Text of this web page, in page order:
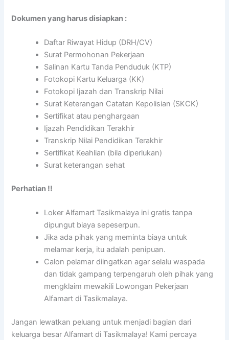
Dokumen yang harus disiapkan :
Daftar Riwayat Hidup (DRH/CV)
Surat Permohonan Pekerjaan
Salinan Kartu Tanda Penduduk (KTP)
Fotokopi Kartu Keluarga (KK)
Fotokopi Ijazah dan Transkrip Nilai
Surat Keterangan Catatan Kepolisian (SKCK)
Sertifikat atau penghargaan
Ijazah Pendidikan Terakhir
Transkrip Nilai Pendidikan Terakhir
Sertifikat Keahlian (bila diperlukan)
Surat keterangan sehat
Perhatian !!
Loker Alfamart Tasikmalaya ini gratis tanpa
dipungut biaya sepeserpun.
Jika ada pihak yang meminta biaya untuk
melamar kerja, itu adalah penipuan.
Calon pelamar diingatkan agar selalu waspada
dan tidak gampang terpengaruh oleh pihak yang
mengklaim mewakili Lowongan Pekerjaan
Alfamart di Tasikmalaya.
Jangan lewatkan peluang untuk menjadi bagian dari
keluarga besar Alfamart di Tasikmalaya! Kami percaya